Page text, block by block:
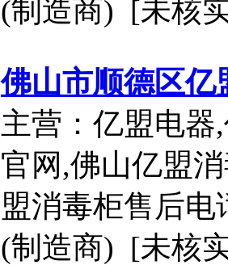
(制造商) [未核
佛山市顺德区亿
主营：亿盟电器
官网,佛山亿盟
盟消毒柜售后电
(制造商) [未核